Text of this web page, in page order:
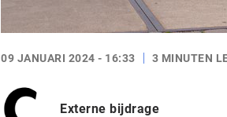
09 JANUARI 2024 - 16:33 3 MINUTEN
Externe bijdrage